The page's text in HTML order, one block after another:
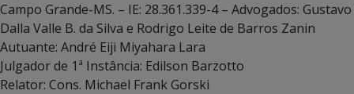
Campo Grande-MS. – IE: 28.361.339-4 – Advogados: Gustavo
Dalla Valle B. da Silva e Rodrigo Leite de Barros Zanin
Autuante: André Eiji Miyahara Lara
Julgador de 1ª Instância: Edilson Barzotto
Relator: Cons. Michael Frank Gorski